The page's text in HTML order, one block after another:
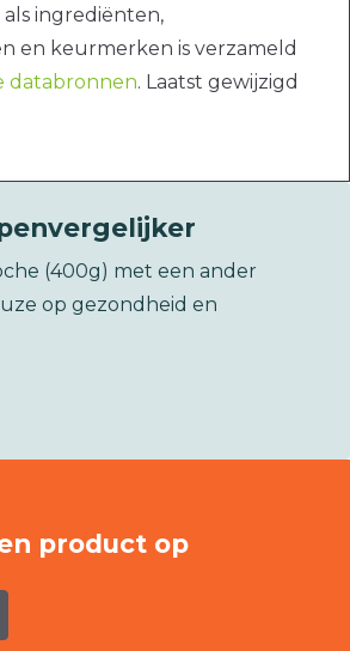
ingrediënten,
en keurmerken is verzameld
databronnen. Laatst gewijzigd
(400g) met een ander
op gezondheid en
product op